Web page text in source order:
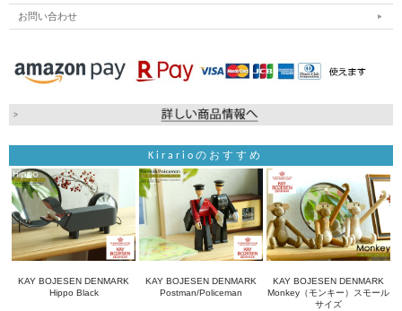
お問い合わせ
Kirarioのおすすめ
KAY BOJESEN DENMARK
Hippo Black
KAY BOJESEN DENMARK
Postman/Policeman
KAY BOJESEN DENMARK
Monkey（モンキー）スモール
サイズ